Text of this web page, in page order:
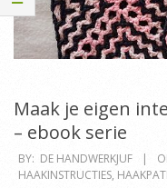
Maak je eigen
– ebook serie
2022-
12-
BY: DE HANDWERKJUF
HAAKINSTRUCTIES,